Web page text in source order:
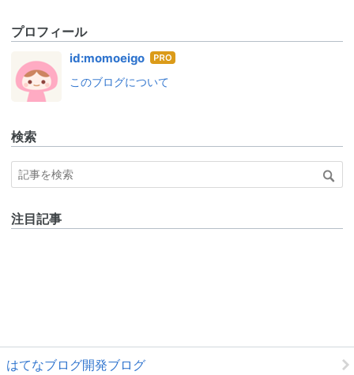
プロフィール
id:momoeigo はて
ログ
このブログについて
検索
注目記事
はてなブログ開発ブログ